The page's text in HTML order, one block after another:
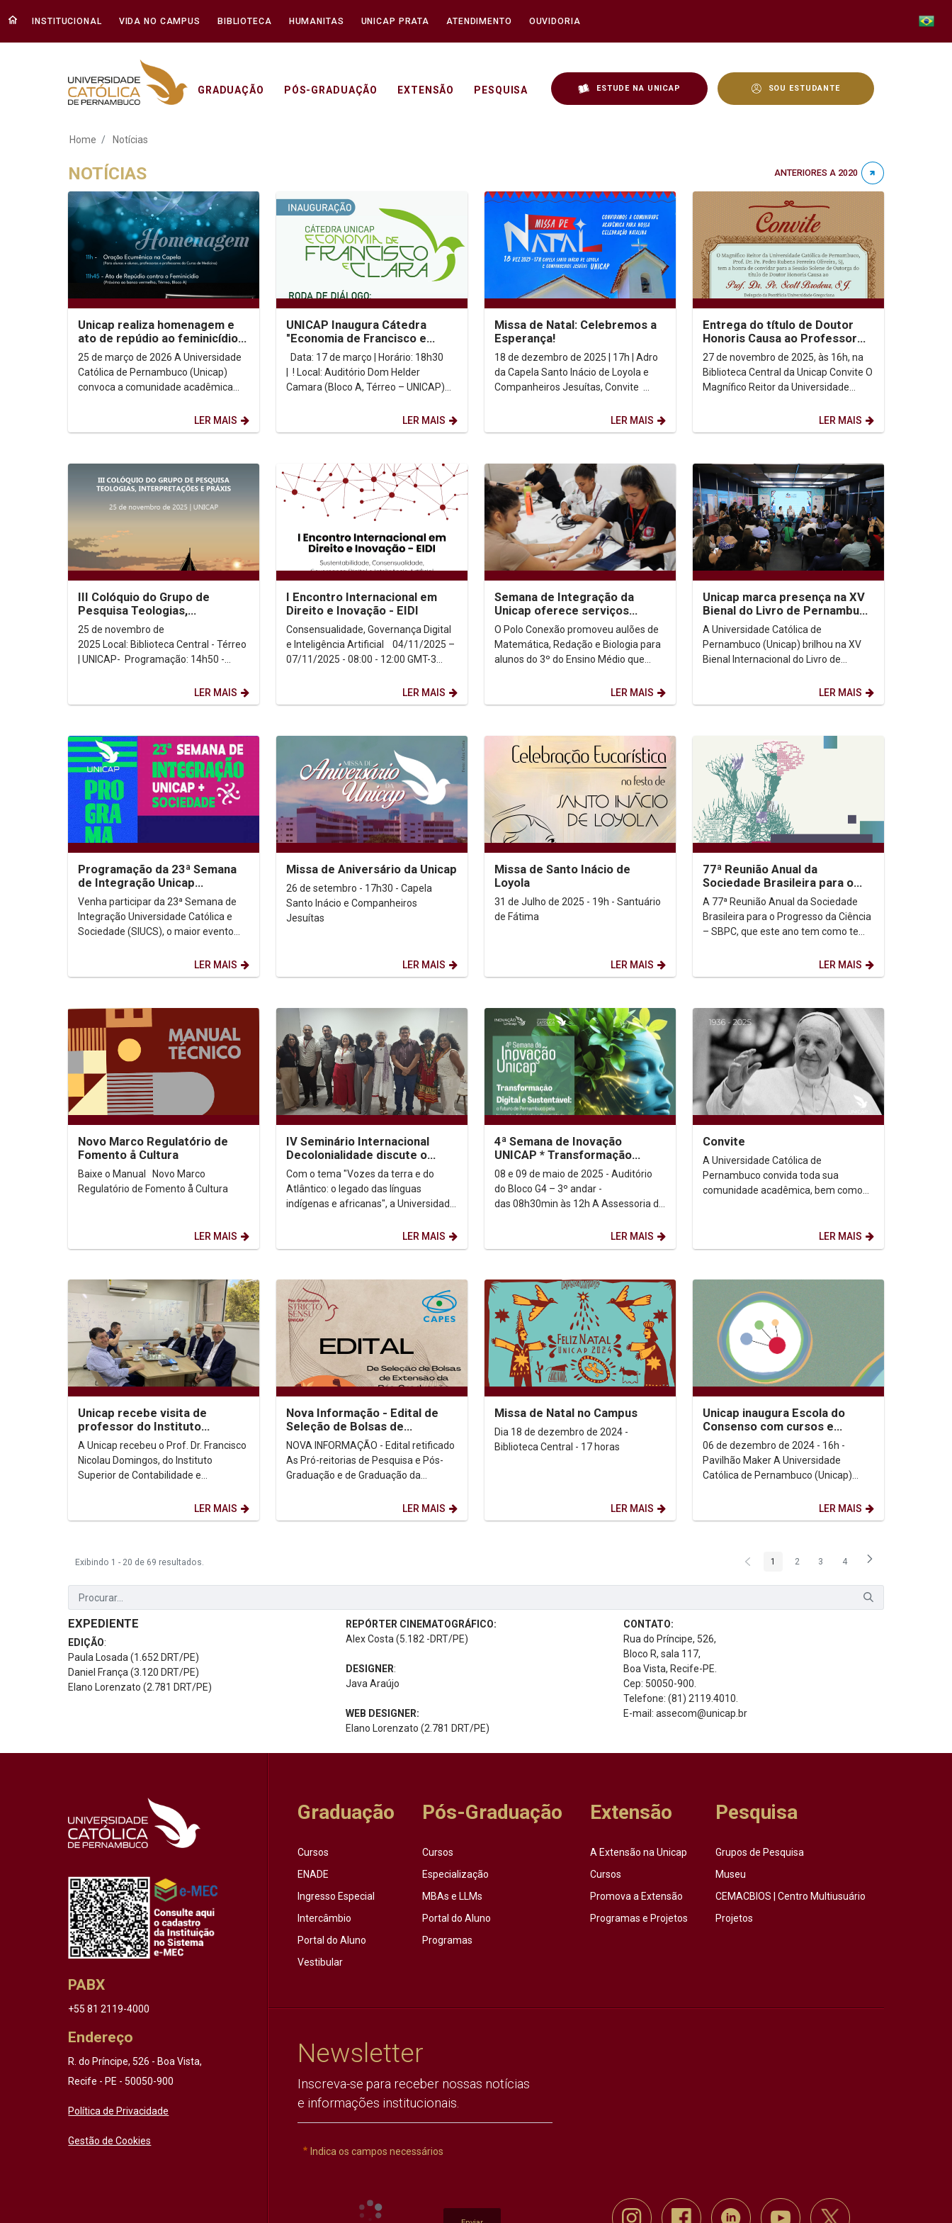
INSTITUCIONAL VIDA NO CAMPUS BIBLIOTECA HUMANITAS UNICAP PRATA ATENDIMENTO OUVIDORIA
GRADUAÇÃO PÓS-GRADUAÇÃO EXTENSÃO PESQUISA ESTUDE NA UNICAP SOU ESTUDANTE
Notícias - Unicap
Home Notícias
NOTÍCIAS ANTERIORES A 2020
Unicap realiza homenagem e
ato de repúdio ao feminicídio
nesta quarta-feira (25)
25 de março de 2026 A Universidade
Católica de Pernambuco (Unicap)
convoca a comunidade acadêmica
estudante Isabel Santos e...LER MAIS
UNICAP Inaugura Cátedra
"Economia de Francisco e
Clara" com Roda de Diálogo
| ! Local: Auditório Dom Helder
Camara (Bloco A, Térreo – UNICAP)
LER MAIS
Missa de Natal: Celebremos a
Esperança!
18 de dezembro de 2025 | 17h | Adro
da Capela Santo Inácio de Loyola e
Companheiros Jesuítas, Convite
LER MAIS
Entrega do título de Doutor
Honoris Causa ao Professor
Doutor Padre Scott Brodeur
27 de novembro de 2025, às 16h, na
Biblioteca Central da Unicap Convite O
Magnífico Reitor da Universidade
LER MAIS
III Colóquio do Grupo de
Pesquisa Teologias,
Interpretações e Praxis
25 de novembro de
2025 Local: Biblioteca Central - Térreo
| UNICAP- Programação: 14h50 -
LER MAIS
I Encontro Internacional em
Direito e Inovação - EIDI
Consensualidade, Governança Digital
e Inteligência Artificial 04/11/2025 –
07/11/2025 - 08:00 - 12:00 GMT-3
LER MAIS
Semana de Integração da
Unicap oferece serviços
gratuitos à população
O Polo Conexão promoveu aulões de
Matemática, Redação e Biologia para
alunos do 3º do Ensino Médio que
LER MAIS
Unicap marca presença na XV
Bienal do Livro de Pernambuco
com programação
diversificada
A Universidade Católica de
Pernambuco (Unicap) brilhou na XV
Bienal Internacional do Livro de
outubro no Pernambuco Centro...
LER MAIS
Programação da 23ª Semana
de Integração Unicap
Sociedade
Venha participar da 23ª Semana de
Integração Universidade Católica e
Sociedade (SIUCS), o maior evento
LER MAIS
Missa de Aniversário da Unicap
26 de setembro - 17h30 - Capela
Santo Inácio e Companheiros
Jesuítas
LER MAIS
Missa de Santo Inácio de
Loyola
31 de Julho de 2025 - 19h - Santuário
de Fátima
LER MAIS
77ª Reunião Anual da
Sociedade Brasileira para o
Progresso da Ciência – SBPC
A 77ª Reunião Anual da Sociedade
Brasileira para o Progresso da Ciência
– SBPC, que este ano tem como tema
LER MAIS
Novo Marco Regulatório de
Fomento å Cultura
Baixe o Manual Novo Marco
Regulatório de Fomento å Cultura
LER MAIS
IV Seminário Internacional
Decolonialidade discute o
legado das línguas indígenas e
africanas
Com o tema "Vozes da terra e do
Atlântico: o legado das línguas
indígenas e africanas", a Universidade
LER MAIS
4ª Semana de Inovação
UNICAP * Transformação
Digital e Sustentável: o futuro
de Pernambuco pela...
08 e 09 de maio de 2025 - Auditório
do Bloco G4 – 3º andar -
das 08h30min às 12h A Assessoria de
LER MAIS
Convite
A Universidade Católica de
Pernambuco convida toda sua
comunidade acadêmica, bem como
LER MAIS
Unicap recebe visita de
professor do Instituto
Superior de Contabilidade e
Administração de Lisboa
A Unicap recebeu o Prof. Dr. Francisco
Nicolau Domingos, do Instituto
Superior de Contabilidade e
LER MAIS
Nova Informação - Edital de
Seleção de Bolsas de
Extensão da Pós-graduação
NOVA INFORMAÇÃO - Edital retificado
As Pró-reitorias de Pesquisa e Pós-
Graduação e de Graduação da
LER MAIS
Missa de Natal no Campus
Dia 18 de dezembro de 2024 -
Biblioteca Central - 17 horas
LER MAIS
Unicap inaugura Escola do
Consenso com cursos e
serviços de mediação e
resolução de conflitos...
06 de dezembro de 2024 - 16h -
Pavilhão Maker A Universidade
Católica de Pernambuco (Unicap)
LER MAIS
Exibindo 1 - 20 de 69 resultados. Página
1 Página
2 Página
3 Página
4
EXPEDIENTE
EDIÇÃO:
Paula Losada (1.652 DRT/PE)
Daniel França (3.120 DRT/PE)
Elano Lorenzato (2.781 DRT/PE)
REPÓRTER CINEMATOGRÁFICO:
Alex Costa (5.182 -DRT/PE)
DESIGNER:
Java Araújo
WEB DESIGNER:
Elano Lorenzato (2.781 DRT/PE)
CONTATO:
Rua do Príncipe, 526,
Bloco R, sala 117,
Boa Vista, Recife-PE.
Cep: 50050-900.
Telefone: (81) 2119.4010.
E-mail: assecom@unicap.br
PABX
+55 81 2119-4000
Endereço
R. do Príncipe, 526 - Boa Vista,
Recife - PE - 50050-900
Política de Privacidade
Gestão de Cookies
Graduação
Cursos
ENADE
Ingresso Especial
Intercâmbio
Portal do Aluno
Vestibular
Pós-Graduação
Cursos
Especialização
MBAs e LLMs
Portal do Aluno
Programas
Extensão
A Extensão na Unicap
Cursos
Promova a Extensão
Programas e Projetos
Pesquisa
Grupos de Pesquisa
Museu
CEMACBIOS | Centro Multiusuário
Projetos
Newsletter
Inscreva-se para receber nossas notícias
e informações institucionais.
Indica os campos necessários